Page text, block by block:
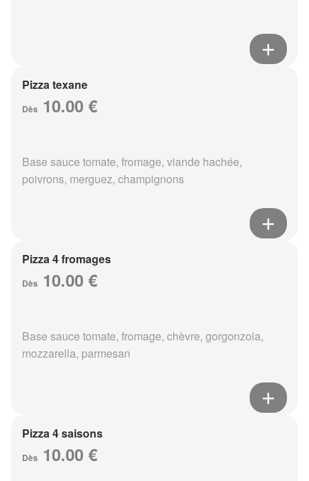
Pizza texane
Dès 10.00 €
Base sauce tomate, fromage, viande hachée,
poivrons, merguez, champignons
Pizza 4 fromages
Dès 10.00 €
Base sauce tomate, fromage, chèvre, gorgonzola,
mozzarella, parmesan
Pizza 4 saisons
Dès 10.00 €